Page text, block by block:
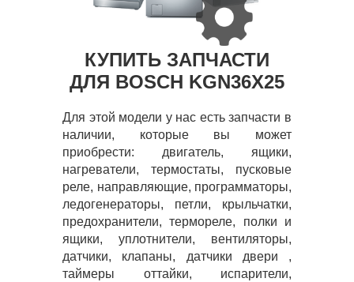
КУПИТЬ ЗАПЧАСТИ
ДЛЯ BOSCH KGN36X25
Для этой модели у нас есть запчасти в
наличии, которые вы может
приобрести: двигатель, ящики,
нагреватели, термостаты, пусковые
реле, направляющие, программаторы,
ледогенераторы, петли, крыльчатки,
предохранители, термореле, полки и
ящики, уплотнители, вентиляторы,
датчики, клапаны, датчики двери ,
таймеры оттайки, испарители,